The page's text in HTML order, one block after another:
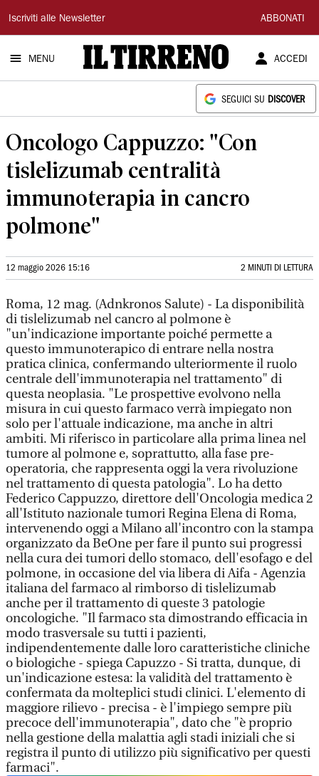
Il
Tirreno
Iscriviti alle Newsletter ABBONATI
MENU ACCEDI
SEGUICI SU DISCOVER
Oncologo Cappuzzo: "Con
tislelizumab centralità
immunoterapia in cancro
polmone"
12 maggio 2026 15:16 2 MINUTI DI LETTURA
Roma, 12 mag. (Adnkronos Salute) - La disponibilità
di tislelizumab nel cancro al polmone è
"un'indicazione importante poiché permette a
questo immunoterapico di entrare nella nostra
pratica clinica, confermando ulteriormente il ruolo
centrale dell'immunoterapia nel trattamento" di
questa neoplasia. "Le prospettive evolvono nella
misura in cui questo farmaco verrà impiegato non
solo per l'attuale indicazione, ma anche in altri
ambiti. Mi riferisco in particolare alla prima linea nel
tumore al polmone e, soprattutto, alla fase pre-
operatoria, che rappresenta oggi la vera rivoluzione
nel trattamento di questa patologia". Lo ha detto
Federico Cappuzzo, direttore dell'Oncologia medica 2
all'Istituto nazionale tumori Regina Elena di Roma,
intervenendo oggi a Milano all'incontro con la stampa
organizzato da BeOne per fare il punto sui progressi
nella cura dei tumori dello stomaco, dell'esofago e del
polmone, in occasione del via libera di Aifa - Agenzia
italiana del farmaco al rimborso di tislelizumab
anche per il trattamento di queste 3 patologie
oncologiche. "Il farmaco sta dimostrando efficacia in
modo trasversale su tutti i pazienti,
indipendentemente dalle loro caratteristiche cliniche
o biologiche - spiega Capuzzo - Si tratta, dunque, di
un'indicazione estesa: la validità del trattamento è
confermata da molteplici studi clinici. L'elemento di
maggiore rilievo - precisa - è l'impiego sempre più
precoce dell'immunoterapia", dato che "è proprio
nella gestione della malattia agli stadi iniziali che si
registra il punto di utilizzo più significativo per questi
farmaci".